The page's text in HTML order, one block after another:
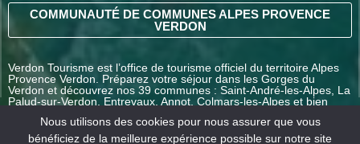
COMMUNAUTÉ DE COMMUNES ALPES PROVENCE
VERDON
Verdon Tourisme est l’office de tourisme officiel du territoire Alpes
Provence Verdon. Préparez votre séjour dans les Gorges du
Verdon et découvrez nos 39 communes : Saint-André-les-Alpes, La
Palud-sur-Verdon, Entrevaux, Annot, Colmars-les-Alpes et bien
Nous utilisons des cookies pour nous assurer que vous
bénéficiez de la meilleure expérience possible sur notre site